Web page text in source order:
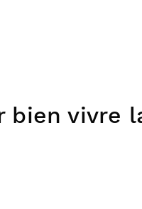
bien vivre